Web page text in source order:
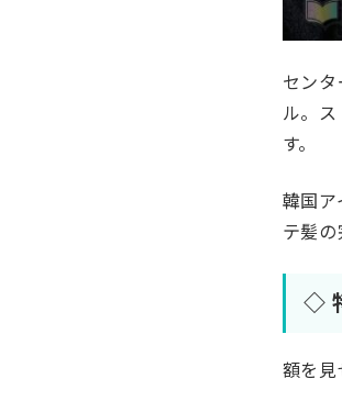
セン
ル。
す。
韓国
テ髪
◇
額を